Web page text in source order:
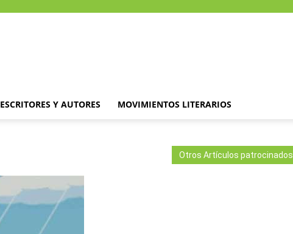
ESCRITORES Y AUTORES MOVIMIENTOS LITERARIOS
Otros Artículos patrocinados